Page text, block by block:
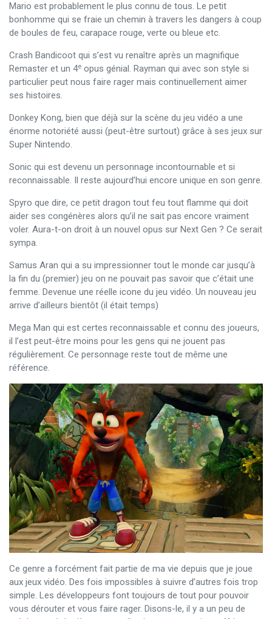
Mario est probablement le plus connu de tous. Le petit
bonhomme qui se fraie un chemin à travers les dangers à coup
de boules de feu, carapace rouge, verte ou bleue etc.
Crash Bandicoot qui s’est vu renaître après un magnifique
Remaster et un 4e opus génial. Rayman qui avec son style si
particulier peut nous faire rager mais continuellement aimer
ses histoires.
Donkey Kong, bien que déjà sur la scène du jeu vidéo a une
énorme notoriété aussi (peut-être surtout) grâce à ses jeux sur
Super Nintendo.
Sonic qui est devenu un personnage incontournable et si
reconnaissable. Il reste aujourd’hui encore unique en son genre.
Spyro que dire, ce petit dragon tout feu tout flamme qui doit
aider ses congénères alors qu’il ne sait pas encore vraiment
voler. Aura-t-on droit à un nouvel opus sur Next Gen ? Ce serait
sympa.
Samus Aran qui a su impressionner tout le monde car jusqu’à
la fin du (premier) jeu on ne pouvait pas savoir que c’était une
femme. Devenue une réelle icone du jeu vidéo. Un nouveau jeu
arrive d’ailleurs bientôt (il était temps)
Mega Man qui est certes reconnaissable et connu des joueurs,
il l’est peut-être moins pour les gens qui ne jouent pas
régulièrement. Ce personnage reste tout de même une
référence.
Ce genre a forcément fait partie de ma vie depuis que je joue
aux jeux vidéo. Des fois impossibles à suivre d’autres fois trop
simple. Les développeurs font toujours de tout pour pouvoir
vous dérouter et vous faire rager. Disons-le, il y a un peu de